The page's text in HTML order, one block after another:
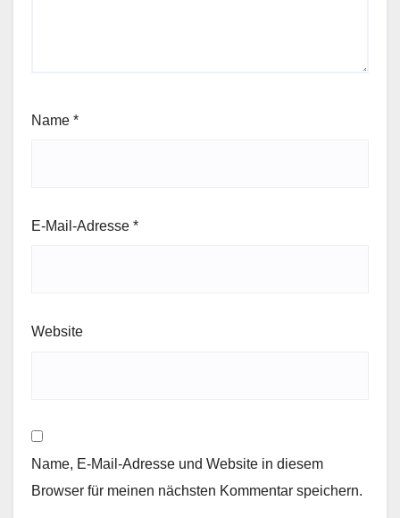
Name *
E-Mail-Adresse *
Website
Name, E-Mail-Adresse und Website in diesem
Browser für meinen nächsten Kommentar speichern.